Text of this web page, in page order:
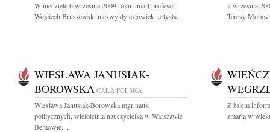
W niedzielę 6 września 2009 roku umarł profesor
Wojciech Bruszewski niezwykły człowiek, artysta,...
7 września
Teresy
WIESŁAWA JANUSIAK-
BOROWSKA CAŁA POLSKA
Wiesława Janusiak-Borowska mgr nauk
politycznych, wieloletnia nauczycielka w Warszawie
Bemowie....
Z żalem
zmarła w